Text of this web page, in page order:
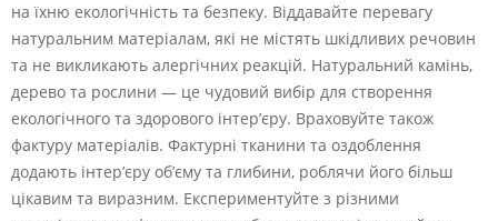
на їхню екологічність та безпеку. Віддавайте перевагу
натуральним матеріалам, які не містять шкідливих речовин
та не викликають алергічних реакцій. Натуральний камінь,
дерево та рослини — це чудовий вибір для створення
екологічного та здорового інтер’єру. Враховуйте також
фактуру матеріалів. Фактурні тканини та оздоблення
додають інтер’єру об’єму та глибини, роблячи його більш
цікавим та виразним. Експериментуйте з різними